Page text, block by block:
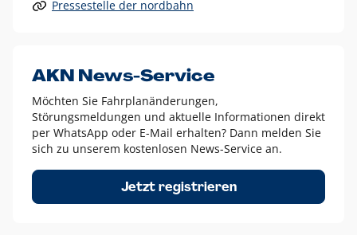
Alle anderen Logo-Varianten dürfen nur in Ausnahmefällen
Diese Ausnahmen sind zum Beispiel:
dem AKN Blau,
weißes Logo auf Fotohintergründen,
schwarzes Logo für reine Schwarz-Weiß-Umsetzungen
Um das Logo herum muss ein Schutzraum von jeweils einer
Höhe bzw. Breite des N aus AKN in alle Richtungen
Pressestelle der nordbahn
AKN News-Service
Möchten Sie Fahrplanänderungen,
Störungsmeldungen und aktuelle Informationen direkt
per WhatsApp oder E-Mail erhalten? Dann melden Sie
sich zu unserem kostenlosen News-Service an.
Jetzt registrieren